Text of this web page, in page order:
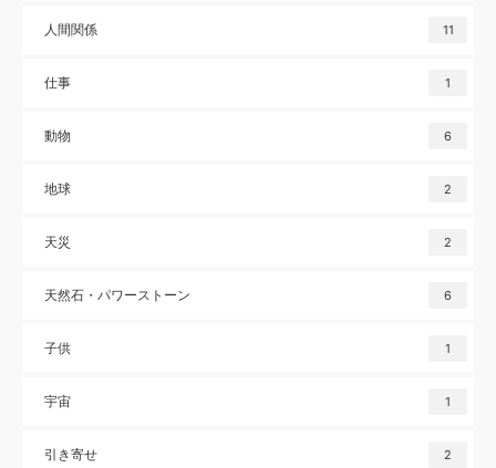
人間関係 11
仕事 1
動物 6
地球 2
天災 2
天然石・パワーストーン 6
子供 1
宇宙 1
引き寄せ 2